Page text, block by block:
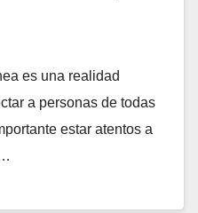
es una realidad
a personas de todas
estar atentos a